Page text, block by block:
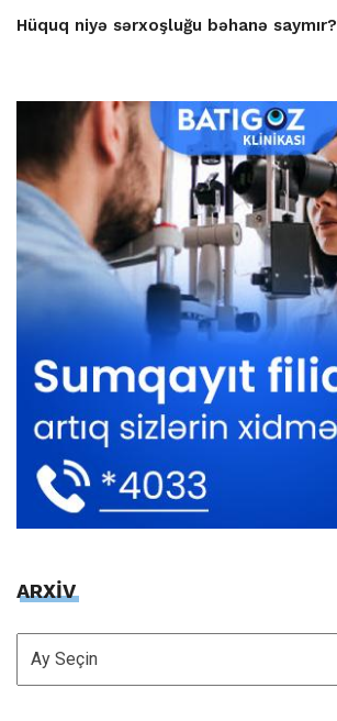
Hüquq niyə sərxoşluğu bəhanə saymır?
ARXİV
ARXİV